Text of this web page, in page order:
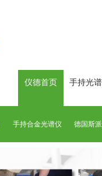
仪德首页 手持光
手持合金光谱仪 德国斯